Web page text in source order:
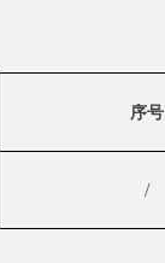
序号
/